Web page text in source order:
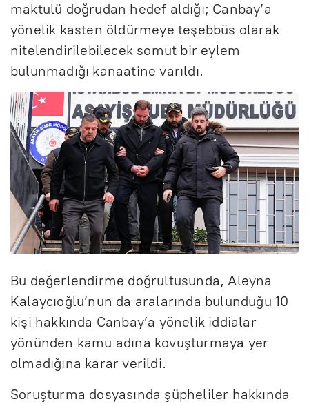
maktulü doğrudan hedef aldığı; Canbay’a
yönelik kasten öldürmeye teşebbüs olarak
nitelendirilebilecek somut bir eylem
bulunmadığı kanaatine varıldı.
Bu değerlendirme doğrultusunda, Aleyna
Kalaycıoğlu’nun da aralarında bulunduğu 10
kişi hakkında Canbay’a yönelik iddialar
yönünden kamu adına kovuşturmaya yer
olmadığına karar verildi.
Soruşturma dosyasında şüpheliler hakkında